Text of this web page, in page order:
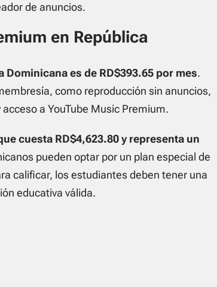
de anuncios.
en República
Dominicana es de RD$393.65 por mes.
como reproducción sin anuncios,
a YouTube Music Premium.
cuesta RD$4,623.80 y representa un
pueden optar por un plan especial de
calificar, los estudiantes deben tener una
educativa válida.